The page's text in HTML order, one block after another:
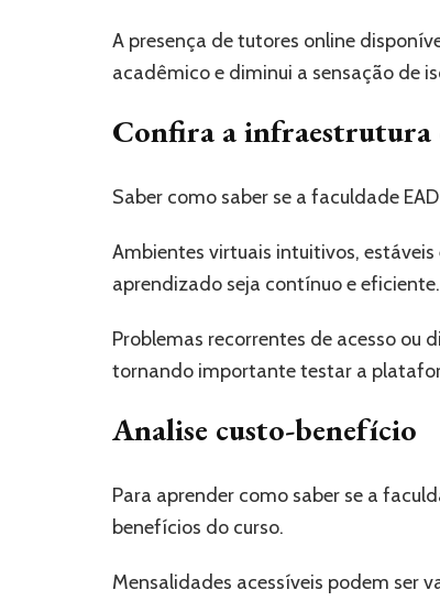
A presença de tutores online
acadêmico e diminui a sensação de
Confira a
Saber como saber se a faculdade
Ambientes virtuais intuitivos,
aprendizado seja contínuo e eficiente.
Problemas recorrentes de acesso
tornando importante testar a
Analise custo-benefício
Para aprender como saber se a
benefícios do curso.
Mensalidades acessíveis podem ser